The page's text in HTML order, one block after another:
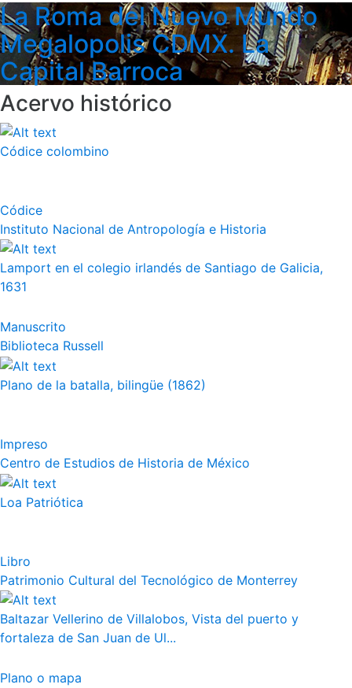
La Roma del Nuevo Mundo
Megalopolis CDMX. La
Capital Barroca
Acervo histórico
Códice colombino
Códice
Instituto Nacional de Antropología e Historia
Lamport en el colegio irlandés de Santiago de Galicia,
1631
Manuscrito
Biblioteca Russell
Plano de la batalla, bilingüe (1862)
Impreso
Centro de Estudios de Historia de México
Loa Patriótica
Libro
Patrimonio Cultural del Tecnológico de Monterrey
Baltazar Vellerino de Villalobos, Vista del puerto y
fortaleza de San Juan de Ul...
Plano o mapa